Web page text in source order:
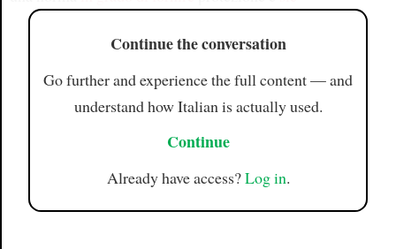
Continue the conversation
Go further and experience the full content — and
understand how Italian is actually used.
Continue
Already have access?Log in.